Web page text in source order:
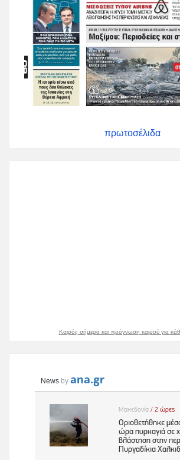
πρωτοσέλιδα
Καιρός σήμερα και πρόγνωση καιρού για